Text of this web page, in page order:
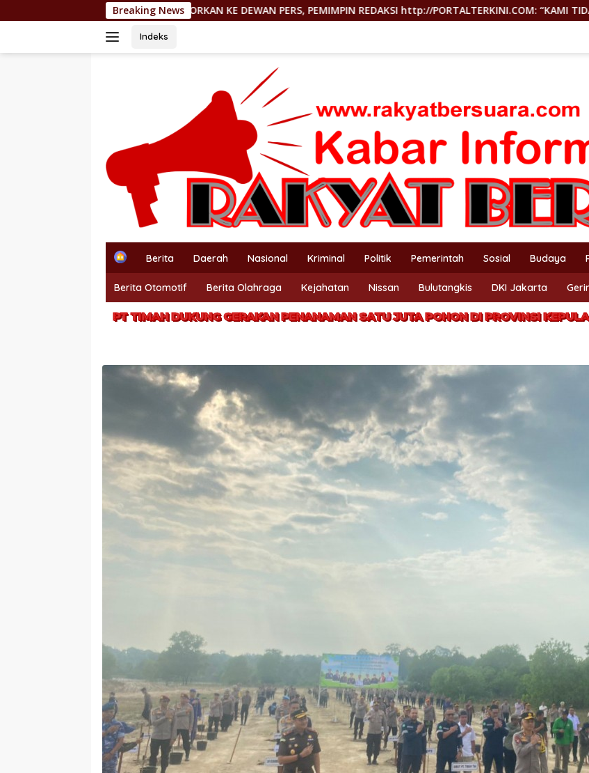
ke
Breaking News
DILAPORKAN KE DEWAN PERS, PEMIMPIN REDAKSI http://PORTALTERKINI.COM: “KAMI TIDAK PERNAH TUTUP
Indeks
H
m
e
Berita Daerah Nasional Kriminal Politik Pemerintah Sosial Budaya
Berita Otomotif Berita Olahraga Kejahatan Nissan Bulutangkis DKI Jakarta
PT TIMAH DUKUNG GERAKAN PENANAMAN SATU JUTA POHON DI PROVINSI